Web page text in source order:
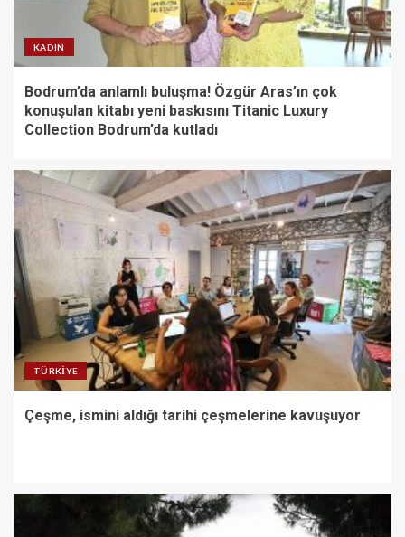
KADIN
Bodrum’da anlamlı buluşma! Özgür Aras’ın çok
konuşulan kitabı yeni baskısını Titanic Luxury
Collection Bodrum’da kutladı
TÜRKIYE
Çeşme, ismini aldığı tarihi çeşmelerine kavuşuyor